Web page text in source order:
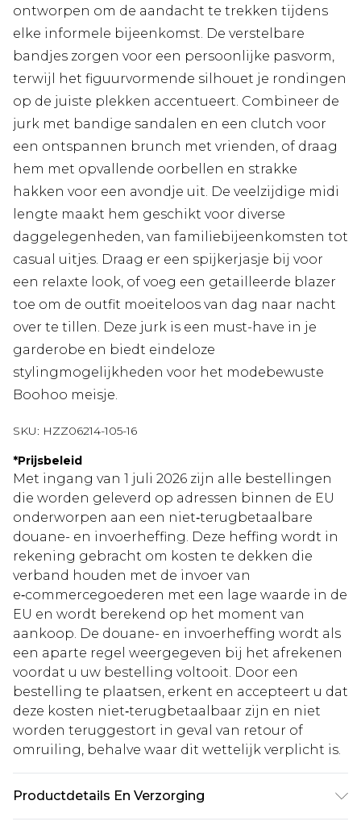
ontworpen om de aandacht te trekken tijdens
elke informele bijeenkomst. De verstelbare
bandjes zorgen voor een persoonlijke pasvorm,
terwijl het figuurvormende silhouet je rondingen
op de juiste plekken accentueert. Combineer de
jurk met bandige sandalen en een clutch voor
een ontspannen brunch met vrienden, of draag
hem met opvallende oorbellen en strakke
hakken voor een avondje uit. De veelzijdige midi
lengte maakt hem geschikt voor diverse
daggelegenheden, van familiebijeenkomsten tot
casual uitjes. Draag er een spijkerjasje bij voor
een relaxte look, of voeg een getailleerde blazer
toe om de outfit moeiteloos van dag naar nacht
over te tillen. Deze jurk is een must-have in je
garderobe en biedt eindeloze
stylingmogelijkheden voor het modebewuste
Boohoo meisje.
SKU: HZZ06214-105-16
*Prijsbeleid
Met ingang van 1 juli 2026 zijn alle bestellingen
die worden geleverd op adressen binnen de EU
onderworpen aan een niet‑terugbetaalbare
douane- en invoerheffing. Deze heffing wordt in
rekening gebracht om kosten te dekken die
verband houden met de invoer van
e‑commercegoederen met een lage waarde in de
EU en wordt berekend op het moment van
aankoop. De douane- en invoerheffing wordt als
een aparte regel weergegeven bij het afrekenen
voordat u uw bestelling voltooit. Door een
bestelling te plaatsen, erkent en accepteert u dat
deze kosten niet‑terugbetaalbaar zijn en niet
worden teruggestort in geval van retour of
omruiling, behalve waar dit wettelijk verplicht is.
Productdetails En Verzorging